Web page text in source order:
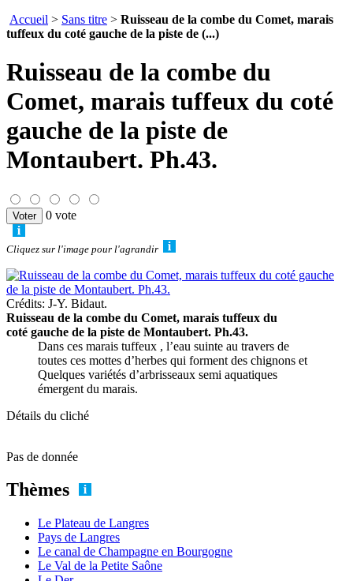
Accueil > Sans titre > Ruisseau de la combe du Comet, marais
tuffeux du coté gauche de la piste de (...)
Ruisseau de la combe du
Comet, marais tuffeux du coté
gauche de la piste de
Montaubert. Ph.43.
0 vote
Cliquez sur l'image pour l'agrandir
Crédits: J-Y. Bidaut.
Ruisseau de la combe du Comet, marais tuffeux du
coté gauche de la piste de Montaubert. Ph.43.
Dans ces marais tuffeux , l’eau suinte au travers de
toutes ces mottes d’herbes qui forment des chignons et
Quelques variétés d’arbrisseaux semi aquatiques
émergent du marais.
Détails du cliché
Pas de donnée
Thèmes
Le Plateau de Langres
Pays de Langres
Le canal de Champagne en Bourgogne
Le Val de la Petite Saône